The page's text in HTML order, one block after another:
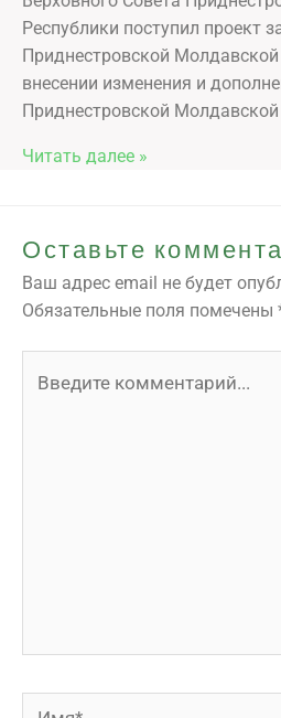
Республики поступил проект
Приднестровской
внесении изменения и
Приднестровской
Читать далее »
Оставьте
Ваш адрес email не будет
Обязательные поля помечены